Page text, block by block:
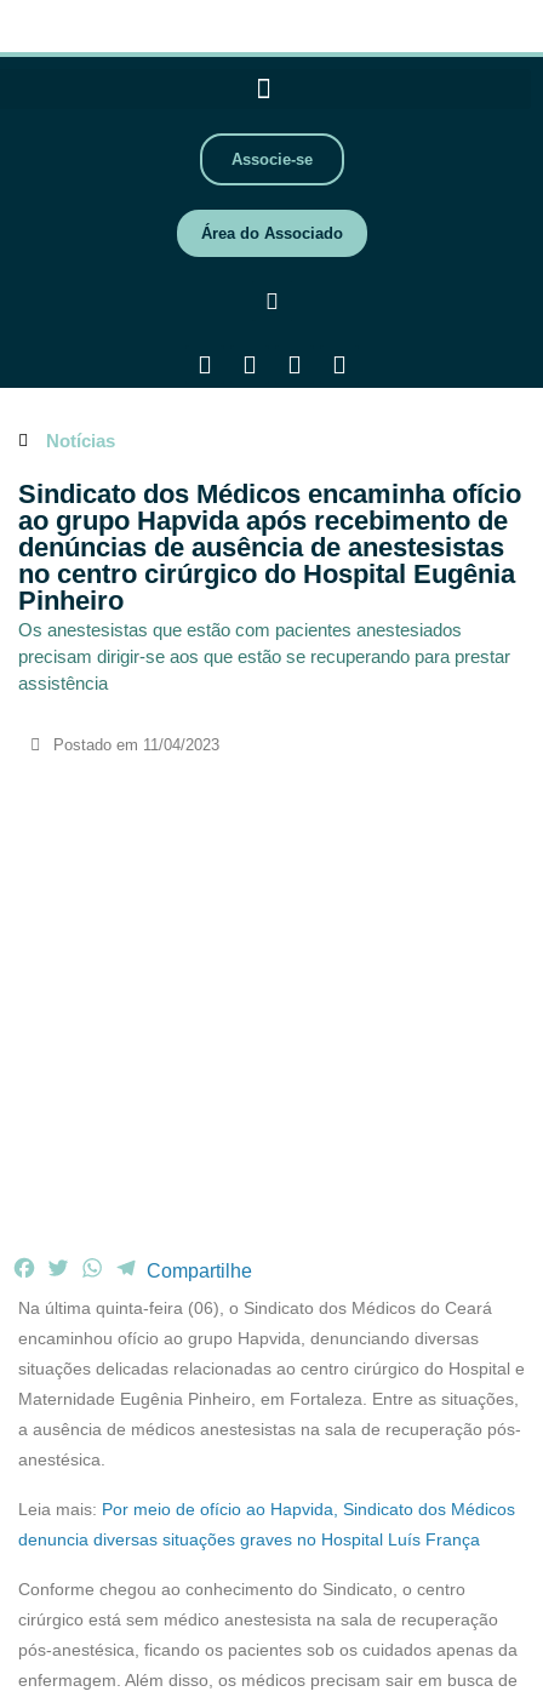
Associe-se
Área do Associado
Notícias
Sindicato dos Médicos encaminha ofício
ao grupo Hapvida após recebimento de
denúncias de ausência de anestesistas
no centro cirúrgico do Hospital Eugênia
Pinheiro
Os anestesistas que estão com pacientes anestesiados
precisam dirigir-se aos que estão se recuperando para prestar
assistência
Postado em 11/04/2023
F
c
e
b
o
o
k
T
i
t
t
e
r
W
a
t
s
A
p
T
l
e
g
r
a
Compartilhe
Na última quinta-feira (06), o Sindicato dos Médicos do Ceará
encaminhou ofício ao grupo Hapvida, denunciando diversas
situações delicadas relacionadas ao centro cirúrgico do Hospital e
Maternidade Eugênia Pinheiro, em Fortaleza. Entre as situações,
a ausência de médicos anestesistas na sala de recuperação pós-
anestésica.
Leia mais: Por meio de ofício ao Hapvida, Sindicato dos Médicos
denuncia diversas situações graves no Hospital Luís França
Conforme chegou ao conhecimento do Sindicato, o centro
cirúrgico está sem médico anestesista na sala de recuperação
pós-anestésica, ficando os pacientes sob os cuidados apenas da
enfermagem. Além disso, os médicos precisam sair em busca de